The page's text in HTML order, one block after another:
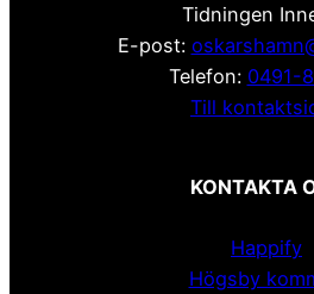
Tidningen
E-post:
Telefon: 0491-
Till
KONTAKTA
Happify
Högsby